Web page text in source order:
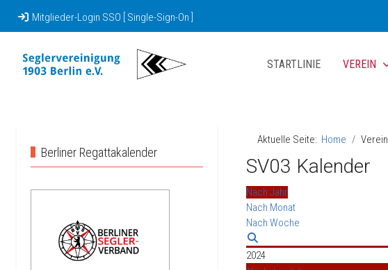
Mitglieder-Login SSO [ Single-Sign-On ]
STARTLINIE VEREIN
Berliner Regattakalender
Aktuelle Seite: Home Verein
SV03 Kalender
Nach Jahr
Nach Monat
Nach Woche
2024